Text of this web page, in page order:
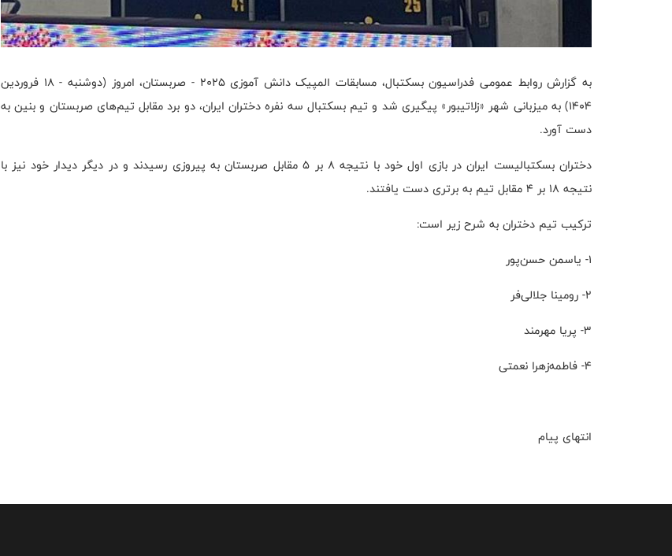
به گزارش روابط عمومی فدراسیون بسکتبال، مسابقات المپیک دانش‌ آموزی ۲۰۲۵ - صربستان، امروز (دوشنبه - ۱۸ فروردین
۱۴۰۴) به میزبانی شهر «زلاتیبور» پیگیری شد و تیم بسکتبال سه نفره دختران ایران، دو برد مقابل تیم‌های صربستان و بنین به
دست آورد.
دختران بسکتبالیست ایران در بازی اول خود با نتیجه ۸ بر ۵ مقابل صربستان به پیروزی رسیدند و در دیگر دیدار خود نیز با
نتیجه ۱۸ بر ۴ مقابل تیم به برتری دست یافتند.
ترکیب تیم دختران به شرح زیر است:
۱- یاسمن حسن‌پور
۲- رومینا جلالی‌فر
۳- پریا مهرمند
۴- فاطمه‌زهرا نعمتی
انتهای پیام